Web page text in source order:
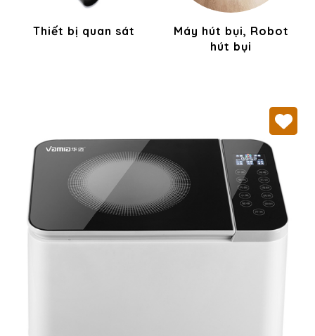
Thiết bị quan sát
Máy hút bụi, Robot
hút bụi